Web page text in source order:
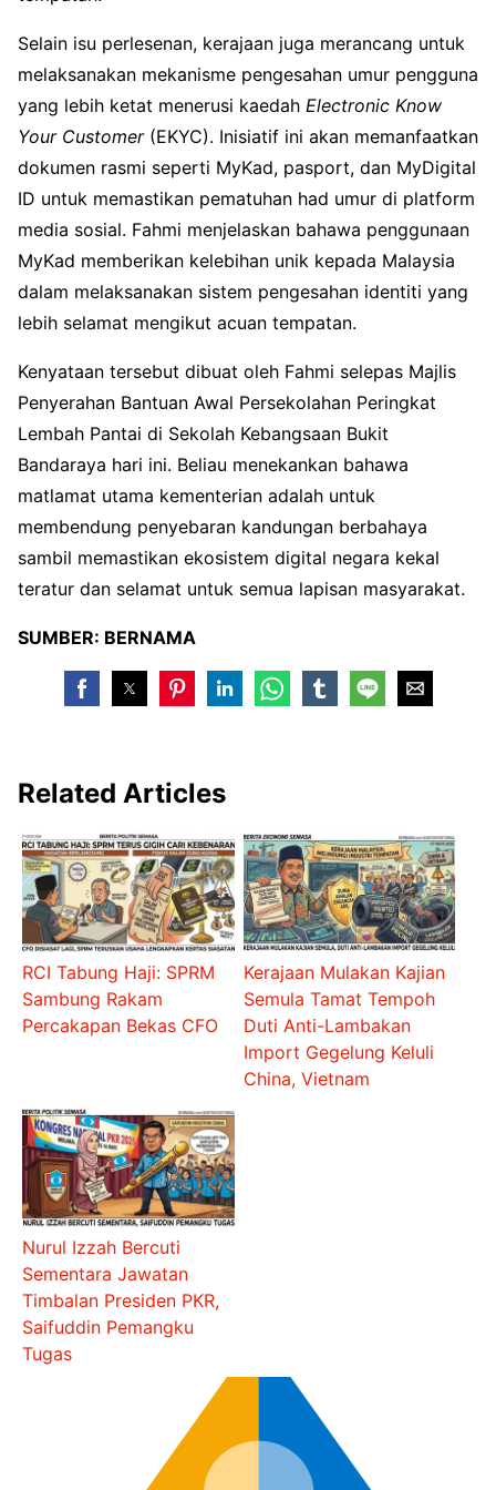
Selain isu perlesenan, kerajaan juga merancang untuk
melaksanakan mekanisme pengesahan umur pengguna
yang lebih ketat menerusi kaedah Electronic Know
Your Customer(EKYC). Inisiatif ini akan memanfaatkan
dokumen rasmi seperti MyKad, pasport, dan MyDigital
ID untuk memastikan pematuhan had umur di platform
media sosial. Fahmi menjelaskan bahawa penggunaan
MyKad memberikan kelebihan unik kepada Malaysia
dalam melaksanakan sistem pengesahan identiti yang
lebih selamat mengikut acuan tempatan.
Kenyataan tersebut dibuat oleh Fahmi selepas Majlis
Penyerahan Bantuan Awal Persekolahan Peringkat
Lembah Pantai di Sekolah Kebangsaan Bukit
Bandaraya hari ini. Beliau menekankan bahawa
matlamat utama kementerian adalah untuk
membendung penyebaran kandungan berbahaya
sambil memastikan ekosistem digital negara kekal
teratur dan selamat untuk semua lapisan masyarakat.
SUMBER: BERNAMA
Related Articles
RCI Tabung Haji: SPRM
Sambung Rakam
Percakapan Bekas CFO
Kerajaan Mulakan Kajian
Semula Tamat Tempoh
Duti Anti-Lambakan
Import Gegelung Keluli
China, Vietnam
Nurul Izzah Bercuti
Sementara Jawatan
Timbalan Presiden PKR,
Saifuddin Pemangku
Tugas